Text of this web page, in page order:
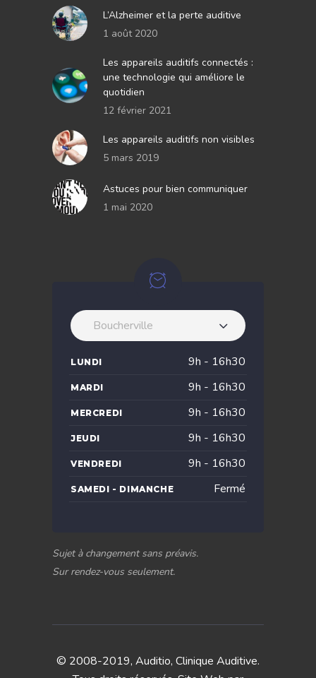
L’Alzheimer et la perte auditive
1 août 2020
Les appareils auditifs connectés :
une technologie qui améliore le
quotidien
12 février 2021
Les appareils auditifs non visibles
5 mars 2019
Astuces pour bien communiquer
1 mai 2020
Boucherville
LUNDI 9h - 16h30
MARDI 9h - 16h30
MERCREDI 9h - 16h30
JEUDI 9h - 16h30
VENDREDI 9h - 16h30
SAMEDI - DIMANCHE Fermé
Sujet à changement sans préavis.
Sur rendez-vous seulement.
© 2008-2019, Auditio, Clinique Auditive.